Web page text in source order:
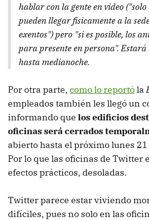
hablar con la gente en video ("solo
pueden llegar físicamente a la
exentos") pero "si es posible, los
para presente en persona".
hasta medianoche.
Por otra parte, como lo reportóla
empleados también les llegó un
informando que los edificios
oficinas será cerrados
abierto hasta el próximo lunes
Por lo que las oficinas de Twitter
efectos prácticos, desoladas.
Twitter parece estar viviendo
difíciles, pues no solo en las